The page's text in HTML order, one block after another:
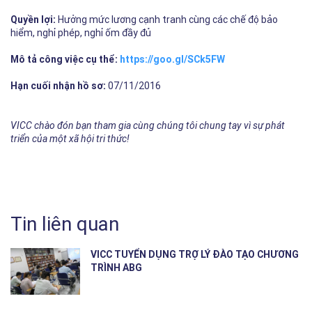
Quyền lợi: Hưởng mức lương cạnh tranh cùng các chế độ bảo
hiểm, nghỉ phép, nghỉ ốm đầy đủ
Mô tả công việc cụ thể: https://goo.gl/SCk5FW​
Hạn cuối nhận hồ sơ: 07/11/2016
VICC chào đón bạn tham gia cùng chúng tôi chung tay vì sự phát
triển của một xã hội tri thức!
Tin liên quan
VICC TUYỂN DỤNG TRỢ LÝ ĐÀO TẠO CHƯƠNG
TRÌNH ABG